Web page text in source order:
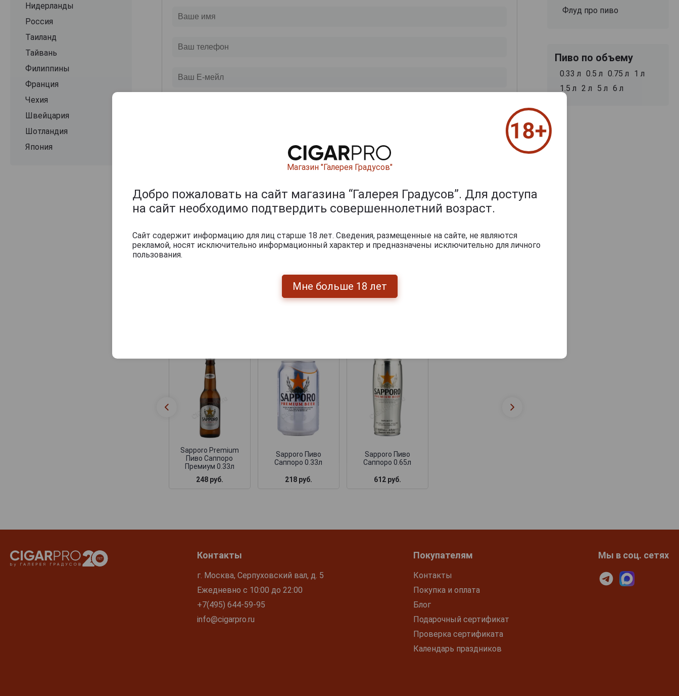
Нидерланды
Россия
Таиланд
Тайвань
Филиппины
Франция
Чехия
Швейцария
Шотландия
Япония
Sapporo Premium
Пиво Саппоро
Премиум 0.33л
248 руб.
Sapporo Пиво
Саппоро 0.33л
218 руб.
Sapporo Пиво
Саппоро 0.65л
612 руб.
Флуд про пиво
Пиво по объему
0.33 л 0.5 л 0.75 л
1 л
1.5 л
2 л 5 л 6 л
Контакты
г. Москва, Серпуховский вал, д. 5
Ежедневно с 10:00 до 22:00
+7(495) 644-59-95
info@cigarpro.ru
Покупателям
Контакты
Покупка и оплата
Блог
Подарочный сертификат
Проверка сертификата
Календарь праздников
Мы в соц. сетях
Магазин "Галерея Градусов"
Добро пожаловать на сайт магазина “Галерея Градусов”. Для доступа
на сайт необходимо подтвердить совершеннолетний возраст.
Сайт содержит информацию для лиц старше 18 лет. Сведения, размещенные на сайте, не являются
рекламой, носят исключительно информационный характер и предназначены исключительно для личного
пользования.
Мне больше 18 лет